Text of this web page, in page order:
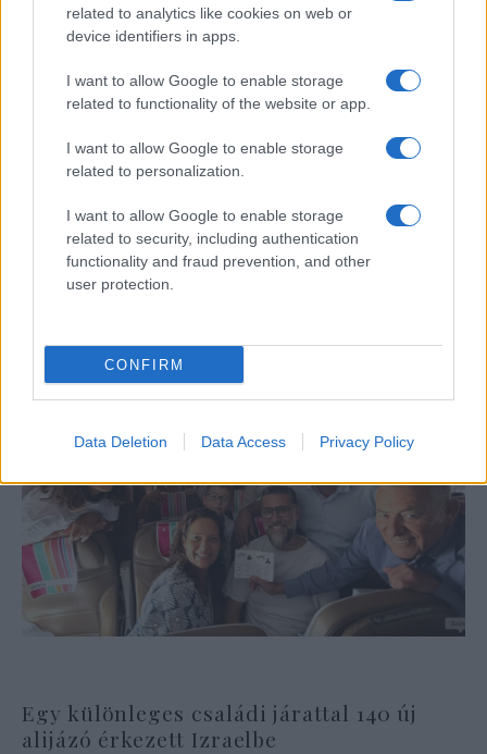
related to analytics like cookies on web or
device identifiers in apps.
I want to allow Google to enable storage
related to functionality of the website or app.
I want to allow Google to enable storage
related to personalization.
I want to allow Google to enable storage
related to security, including authentication
functionality and fraud prevention, and other
user protection.
CONFIRM
Data Deletion Data Access Privacy Policy
Meghibásodott egy izraeli F-15-ös Irán
felett – hajszálon múlt a katasztrófa
„Vörös nász” – új részletek derültek ki
az IDF halálos nyitótámadásáról Irán
ellen
Egy különleges családi járattal 140 új
alijázó érkezett Izraelbe